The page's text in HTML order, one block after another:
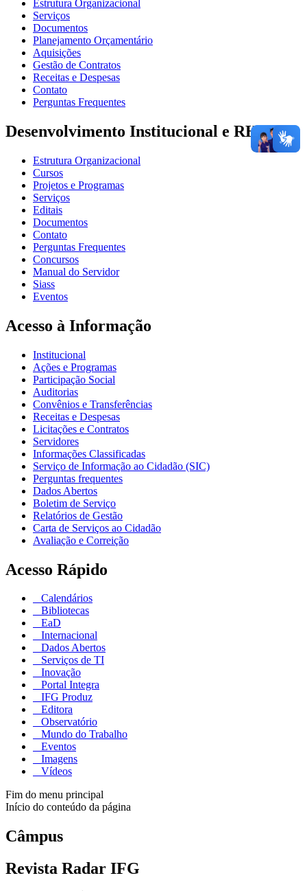
Estrutura Organizacional
Serviços
Documentos
Planejamento Orçamentário
Aquisições
Gestão de Contratos
Receitas e Despesas
Contato
Perguntas Frequentes
Desenvolvimento Institucional e RH
Estrutura Organizacional
Cursos
Projetos e Programas
Serviços
Editais
Documentos
Contato
Perguntas Frequentes
Concursos
Manual do Servidor
Siass
Eventos
Acesso à Informação
Institucional
Ações e Programas
Participação Social
Auditorias
Convênios e Transferências
Receitas e Despesas
Licitações e Contratos
Servidores
Informações Classificadas
Serviço de Informação ao Cidadão (SIC)
Perguntas frequentes
Dados Abertos
Boletim de Serviço
Relatórios de Gestão
Carta de Serviços ao Cidadão
Avaliação e Correição
Acesso Rápido
Calendários
Bibliotecas
EaD
Internacional
Dados Abertos
Serviços de TI
Inovação
Portal Integra
IFG Produz
Editora
Observatório
Mundo do Trabalho
Eventos
Imagens
Vídeos
Fim do menu principal
Início do conteúdo da página
Câmpus
Revista Radar IFG